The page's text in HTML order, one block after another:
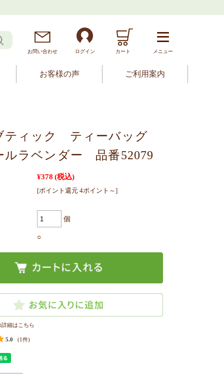
お問い合わせ ログイン カート メニュー
お客様の声 ご利用案内
ティック ティーバッグ
ルラベンダー 品番52079
¥378 (税込)
[ポイント還元 4ポイント～]
個
○
細はこちら
5.0 (1件)